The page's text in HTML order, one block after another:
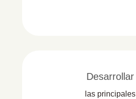
Desarrollar
las principales